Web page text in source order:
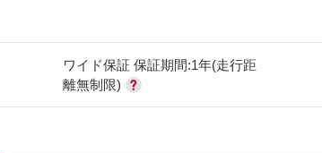
ワイド保証 保証期間:1年(走行距
離無制限)